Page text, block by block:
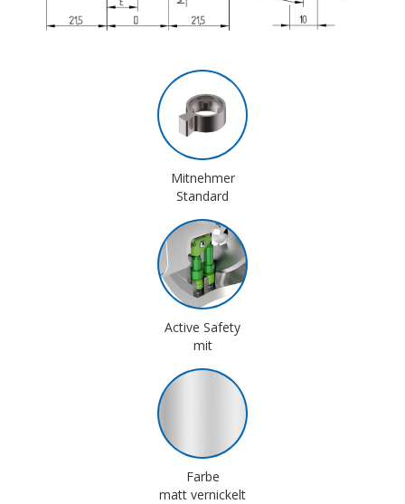
Mitnehmer
Standard
Active Safety
mit
Farbe
matt vernickelt